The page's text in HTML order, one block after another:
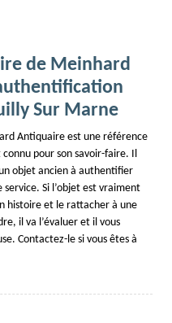
de Meinhard
Sur Marne
Antiquaire est une référence
pour son savoir-faire. Il
objet ancien à authentifier
Si l’objet est vraiment
histoire et le rattacher à une
il va l’évaluer et il vous
Contactez-le si vous êtes à